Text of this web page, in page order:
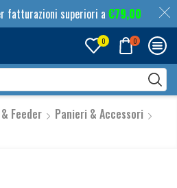
fatturazioni superiori a €79,00
0 0
input
Feeder
Panieri & Accessori